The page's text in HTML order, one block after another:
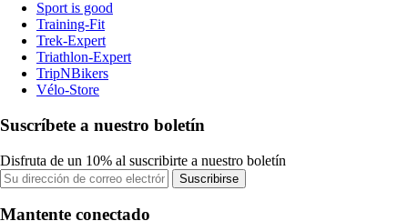
Sport is good
Training-Fit
Trek-Expert
Triathlon-Expert
TripNBikers
Vélo-Store
Suscríbete a nuestro boletín
Disfruta de un 10% al suscribirte a nuestro boletín
Suscribirse
Mantente conectado